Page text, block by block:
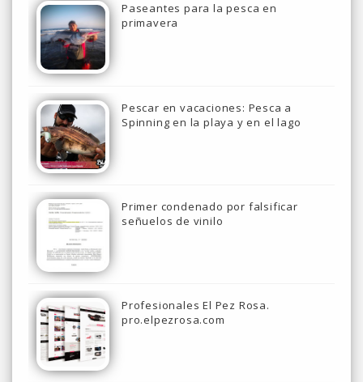
Paseantes para la pesca en
primavera
Pescar en vacaciones: Pesca a
Spinning en la playa y en el lago
Primer condenado por falsificar
señuelos de vinilo
Profesionales El Pez Rosa.
pro.elpezrosa.com